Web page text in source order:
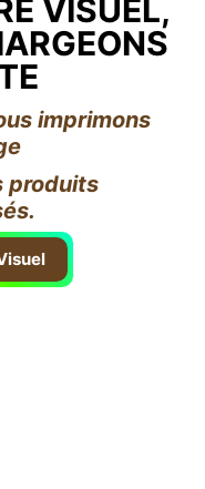
VISUEL,
imprimons
produits